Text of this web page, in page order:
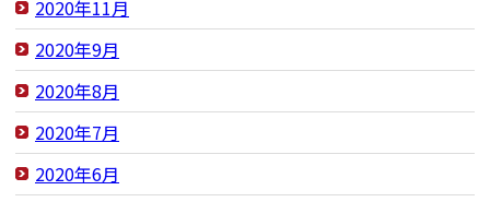
2020年11月
2020年9月
2020年8月
2020年7月
2020年6月